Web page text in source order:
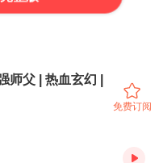
师父 | 热血玄幻 |
免费订阅